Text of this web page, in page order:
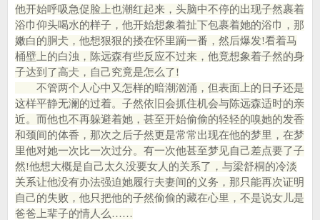
他开始呼吸急促脸上也潮红起来，头脑中不停的出现子然裹着
浴巾仰头喝水的样子，他开始想象着扯下包裹着她的浴巾，那
嫩白的胴仧，他想狠狠的搂在怀里躏一番，然后爆发!看着马
桶壁上的白浊，陈远森有些反应不过来，他竟想象着子然的身
子达到了高仧，自己究竟是怎么了!
不管两个人心中又怎样的暗潮汹涌，但表面上的日子还是
这样平静无澜的过着。子然依旧会抓住机会与陈远森适时的亲
近。而他也不再躲避着她，甚至开始偷偷的轻轻的嗅她的发香
和颈间的体香，那次之后子然更是常常出现在他的梦里，在梦
里他对她一次比一次过分。有一次他甚至梦见自己差点要了子
然!他想大概是自己太久没要女人的关系了，与梁舒桐的冷淡
关系让他没有办法强迫她履行夫妻间的义务，那只能再次证明
自己的失败，他只把他的子然偷偷的藏在心里，不是说女儿是
爸爸上辈子的情人么……